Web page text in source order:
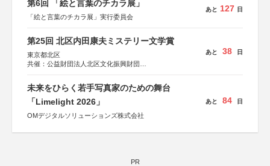
第6回 「絵と言葉のチカラ展」
「絵と言葉のチカラ展」実行委員会
あと 127 日
第25回 北区内田康夫ミステリー文学賞
東京都北区
共催：公益財団法人北区文化振興財団
協賛：株式会社実業之日本社
あと 38 日
未来をひらく若手写真家のための舞台
「Limelight 2026」
OMデジタルソリューションズ株式会社
あと 84 日
PR